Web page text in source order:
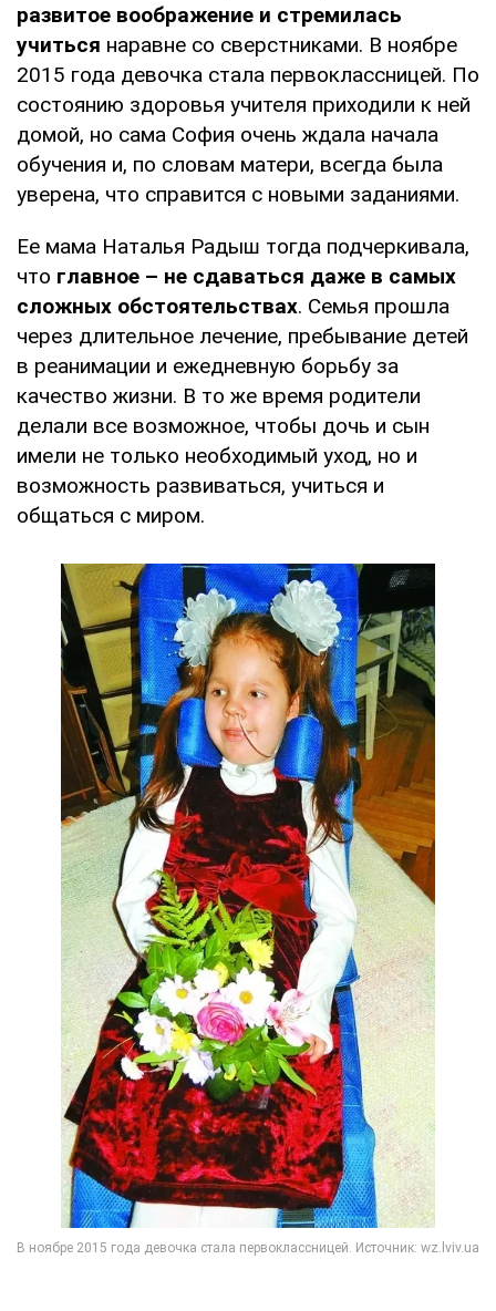
развитое воображение и стремилась
учиться наравне со сверстниками. В ноябре
2015 года девочка стала первоклассницей. По
состоянию здоровья учителя приходили к ней
домой, но сама София очень ждала начала
обучения и, по словам матери, всегда была
уверена, что справится с новыми заданиями.
Ее мама Наталья Радыш тогда подчеркивала,
что главное – не сдаваться даже в самых
сложных обстоятельствах. Семья прошла
через длительное лечение, пребывание детей
в реанимации и ежедневную борьбу за
качество жизни. В то же время родители
делали все возможное, чтобы дочь и сын
имели не только необходимый уход, но и
возможность развиваться, учиться и
общаться с миром.